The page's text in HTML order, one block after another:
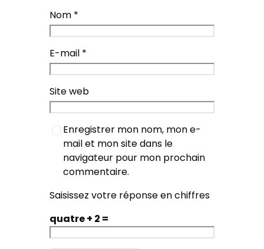
Nom *
E-mail *
Site web
Enregistrer mon nom, mon e-
mail et mon site dans le
navigateur pour mon prochain
commentaire.
Saisissez votre réponse en chiffres
quatre + 2 =